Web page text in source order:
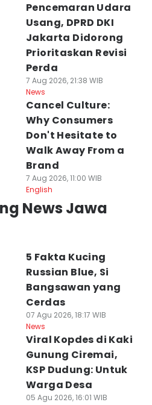
Pencemaran Udara
Usang, DPRD DKI
Jakarta Didorong
Prioritaskan Revisi
Perda
7 Aug 2026, 21:38 WIB
News
Cancel Culture:
Why Consumers
Don't Hesitate to
Walk Away From a
Brand
7 Aug 2026, 11:00 WIB
English
News Jawa
5 Fakta Kucing
Russian Blue, Si
Bangsawan yang
Cerdas
07 Agu 2026, 18:17 WIB
News
Viral Kopdes di Kaki
Gunung Ciremai,
KSP Dudung: Untuk
Warga Desa
05 Agu 2026, 16:01 WIB